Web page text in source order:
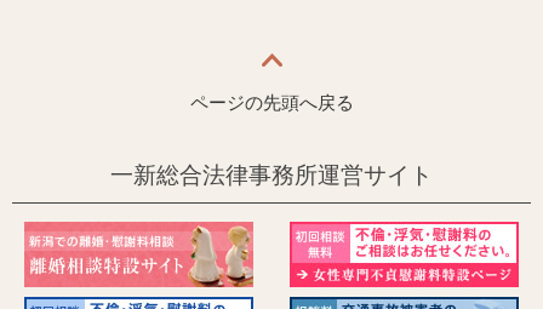
ページの先頭へ戻る
一新総合法律事務所運営サイト